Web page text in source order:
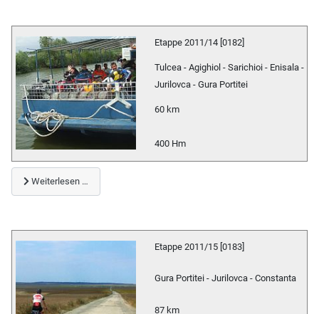
Etappe 2011/14 [0182]
Tulcea - Agighiol - Sarichioi - Enisala -
Jurilovca - Gura Portitei
60 km
400 Hm
Weiterlesen …
Etappe 2011/15 [0183]
Gura Portitei - Jurilovca - Constanta
87 km